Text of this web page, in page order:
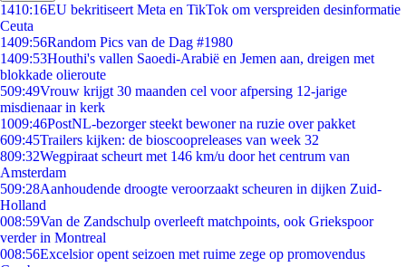
1410:16EU bekritiseert Meta en TikTok om verspreiden desinformatie
Ceuta
1409:56Random Pics van de Dag #1980
1409:53Houthi's vallen Saoedi-Arabië en Jemen aan, dreigen met
blokkade olieroute
509:49Vrouw krijgt 30 maanden cel voor afpersing 12-jarige
misdienaar in kerk
1009:46PostNL-bezorger steekt bewoner na ruzie over pakket
609:45Trailers kijken: de bioscoopreleases van week 32
809:32Wegpiraat scheurt met 146 km/u door het centrum van
Amsterdam
509:28Aanhoudende droogte veroorzaakt scheuren in dijken Zuid-
Holland
008:59Van de Zandschulp overleeft matchpoints, ook Griekspoor
verder in Montreal
008:56Excelsior opent seizoen met ruime zege op promovendus